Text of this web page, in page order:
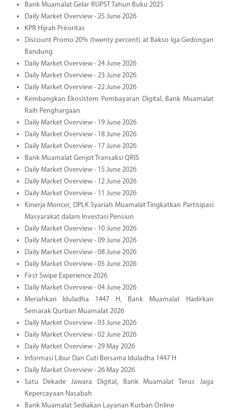
Bank Muamalat Gelar RUPST Tahun Buku 2025
Daily Market Overview - 25 June 2026
KPR Hijrah Priroritas
Discount Promo 20% (twenty percent) at Bakso Iga Gedongan
Bandung
Daily Market Overview - 24 June 2026
Daily Market Overview - 23 June 2026
Daily Market Overview - 22 June 2026
Kembangkan Ekosistem Pembayaran Digital, Bank Muamalat
Raih Penghargaan
Daily Market Overview - 19 June 2026
Daily Market Overview - 18 June 2026
Daily Market Overview - 17 June 2026
Bank Muamalat Genjot Transaksi QRIS
Daily Market Overview - 15 June 2026
Daily Market Overview - 12 June 2026
Daily Market Overview - 11 June 2026
Kinerja Moncer, DPLK Syariah Muamalat Tingkatkan Partisipasi
Masyarakat dalam Investasi Pensiun
Daily Market Overview - 10 June 2026
Daily Market Overview - 09 June 2026
Daily Market Overview - 08 June 2026
Daily Market Overview - 05 June 2026
First Swipe Experience 2026
Daily Market Overview - 04 June 2026
Meriahkan Iduladha 1447 H, Bank Muamalat Hadirkan
Semarak Qurban Muamalat 2026
Daily Market Overview - 03 June 2026
Daily Market Overview - 02 June 2026
Daily Market Overview - 29 May 2026
Informasi Libur Dan Cuti Bersama Iduladha 1447 H
Daily Market Overview - 26 May 2026
Satu Dekade Jawara Digital, Bank Muamalat Terus Jaga
Kepercayaan Nasabah
Bank Muamalat Sediakan Layanan Kurban Online